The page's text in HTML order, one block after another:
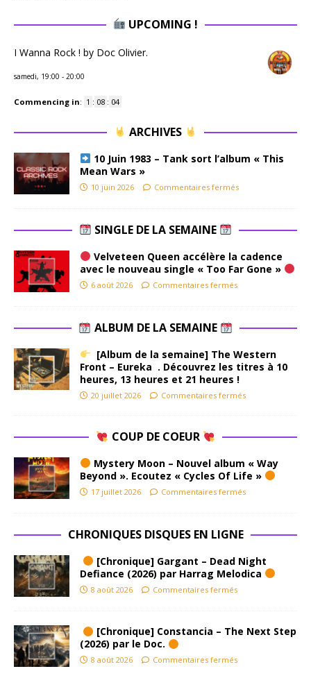
UPCOMING !
I Wanna Rock ! by Doc Olivier.
samedi, 19:00 - 20:00
Commencing in: 1 : 08 : 03
ARCHIVES
10 Juin 1983 – Tank sort l’album « This
Mean Wars »
10 juin 2026 Commentaires fermés
SINGLE DE LA SEMAINE
Velveteen Queen accélère la cadence
avec le nouveau single « Too Far Gone »
6 août 2026 Commentaires fermés
ALBUM DE LA SEMAINE
[Album de la semaine] The Western
Front – Eureka . Découvrez les titres à 10
heures, 13 heures et 21 heures !
20 juillet 2026 Commentaires fermés
COUP DE COEUR
Mystery Moon – Nouvel album « Way
Beyond ». Ecoutez « Cycles Of Life »
17 juillet 2026 Commentaires fermés
CHRONIQUES DISQUES EN LIGNE
[Chronique] Gargant – Dead Night
Defiance (2026) par Harrag Melodica
8 août 2026 Commentaires fermés
[Chronique] Constancia – The Next Step
(2026) par le Doc.
8 août 2026 Commentaires fermés